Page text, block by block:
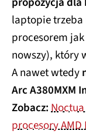
laptopie trzeba
procesorem
nowszy), który
A nawet wtedy
Arc A380MXM
Zobacz:
procesory AMD